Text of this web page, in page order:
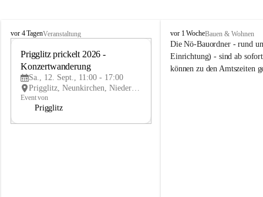
P
vor 4 TagenVeranstaltung
Prigglitz prickelt 2026 -
Konzertwanderung
Sa., 12. Sept., 11:00 - 17:00
Prigglitz, Neunkirchen, Niederösterreich, AUT
Event von
Prigglitz
P
r
i
g
vor 1 WocheBauen & Wohnen
Die Nö-Bauordner - rund
Einrichtung) - sind ab
können zu den Amtszeiten